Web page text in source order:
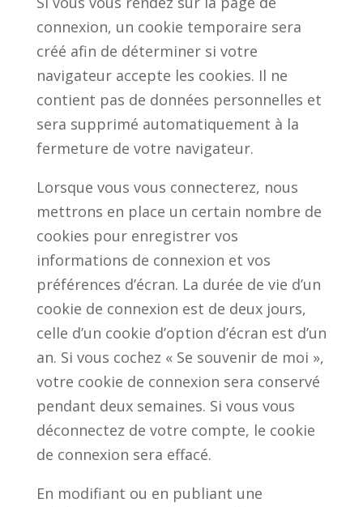
connexion, un cookie temporaire sera
créé afin de déterminer si votre
navigateur accepte les cookies. Il ne
contient pas de données personnelles et
sera supprimé automatiquement à la
fermeture de votre navigateur.
Lorsque vous vous connecterez, nous
mettrons en place un certain nombre de
cookies pour enregistrer vos
informations de connexion et vos
préférences d’écran. La durée de vie d’un
cookie de connexion est de deux jours,
celle d’un cookie d’option d’écran est d’un
an. Si vous cochez « Se souvenir de moi »,
votre cookie de connexion sera conservé
pendant deux semaines. Si vous vous
déconnectez de votre compte, le cookie
de connexion sera effacé.
En modifiant ou en publiant une